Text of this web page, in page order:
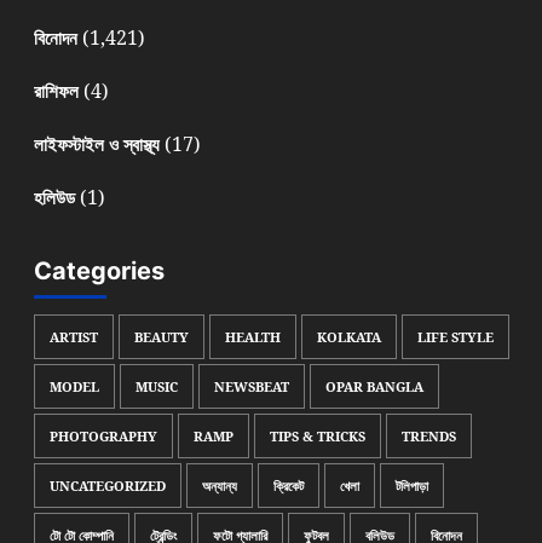
বিনোদন(1,421)
রাশিফল(4)
লাইফস্টাইল ও স্বাস্থ্য(17)
হলিউড(1)
Categories
ARTIST BEAUTY HEALTH KOLKATA LIFE STYLE
MODEL MUSIC NEWSBEAT OPAR BANGLA
PHOTOGRAPHY RAMP TIPS & TRICKS TRENDS
UNCATEGORIZED অন্যান্য ক্রিকেট খেলা টলিপাড়া
টো টো কোম্পানি ট্রেন্ডিং ফটো গ্যালারি ফুটবল বলিউড বিনোদন